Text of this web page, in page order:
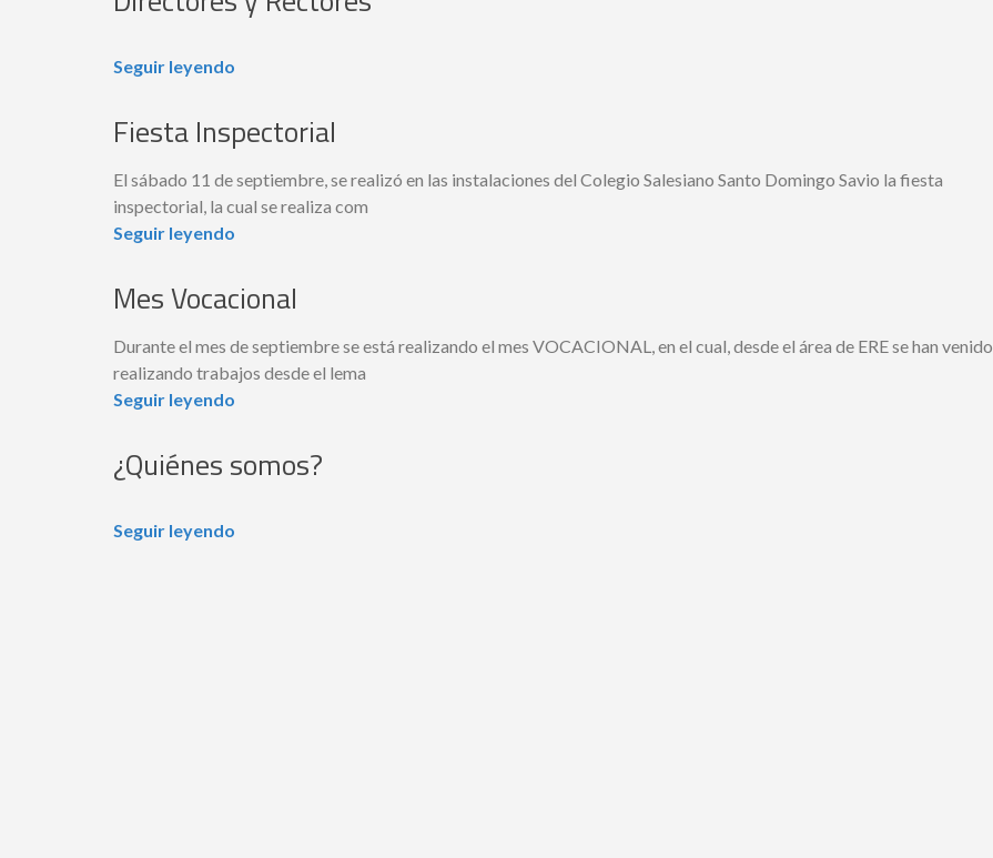
Seguir leyendo
Fiesta Inspectorial
El sábado 11 de septiembre, se realizó en las instalaciones del Colegio Salesiano Santo Domingo Savio la fiesta
inspectorial, la cual se realiza com
Seguir leyendo
Mes Vocacional
Durante el mes de septiembre se está realizando el mes VOCACIONAL, en el cual, desde el área de ERE se han venido
realizando trabajos desde el lema
Seguir leyendo
¿Quiénes somos?
Seguir leyendo